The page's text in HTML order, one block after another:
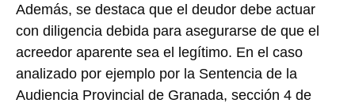
Además, se destaca que el deudor debe actuar
con diligencia debida para asegurarse de que el
acreedor aparente sea el legítimo. En el caso
analizado por ejemplo por la Sentencia de la
Audiencia Provincial de Granada, sección 4 de